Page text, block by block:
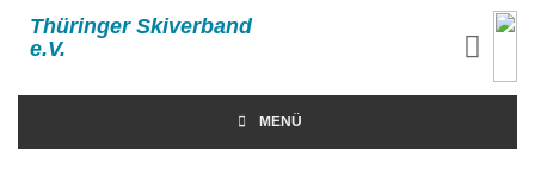
Thüringer Skiverband
e.V.
MENÜ